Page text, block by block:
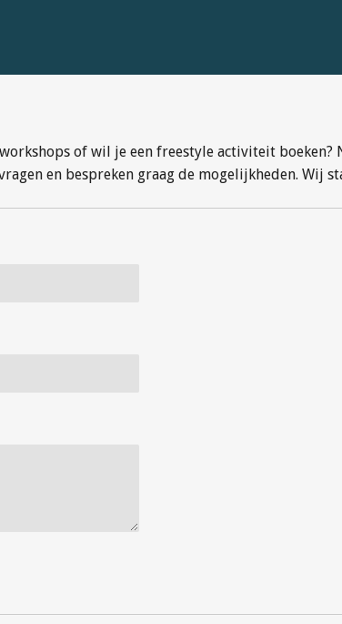
of wil je een freestyle activiteit
en bespreken graag de mogelijkheden. Wij